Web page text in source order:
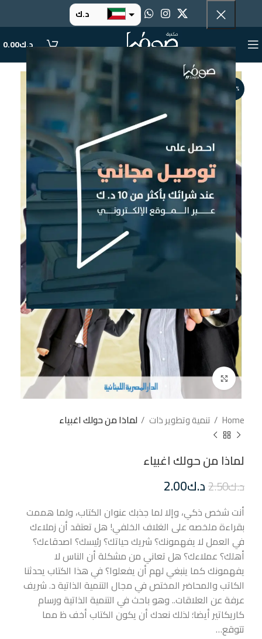
د.ك
ر.س
.د.ب
د.ك0.00
-20%
إضغط للتكبير
Home تنمية وتطوير ذات لماذا من حولك اغبياء
لماذا من حولك اغبياء
د.ك2.50د.ك2.00
أنت شخص ذكي، وإلا لما جذبك عنوان الكتاب، ولما هممت
بقراءة ملخصه على الغلاف الخلفي! هل تعتقد أن زملاءك
في العمل لا يفهمونك؟ شريك حياتك؟ رئيسك؟ اصدقاءك؟
أهلك؟ عملاءك؟ هل تعاني من مشكلة أن الناس لا
يفهمونك كما ينبغي لهم أن يفعلوا؟ في هذا الكتاب يحدثنا
الكاتب والمحاضر المختص في مجال التنمية الذاتية د. شريف
عرفة عن العلاقات.. وهو باحث في التنمية الذاتية ورسام
كاريكاتير أيضا؛ لذلك نعدك أن يكون الكتاب أخف ظ مما
تتوقع…